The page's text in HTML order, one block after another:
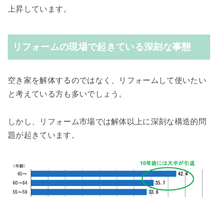
上昇しています。
リフォームの現場で起きている深刻な事態
空き家を解体するのではなく、リフォームして使いたい
と考えている方も多いでしょう。
しかし、リフォーム市場では解体以上に深刻な構造的問
題が起きています。